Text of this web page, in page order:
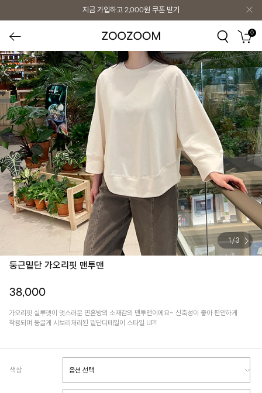
지금 가입하고 2,000원 쿠폰 받기
0
1/3
둥근밑단 가오리핏 맨투맨
38,000
가오리핏 실루엣이 멋스러운 면혼방의 소재감의 맨투맨이에요~ 신축성이 좋아 편안하게
착용되며 둥글게 시보리처리된 밑단디테일이 스타일 UP!
색상